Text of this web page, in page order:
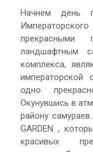
Начнем день
прекрасными
ландшафтным
комплекса,
одно
Окунувшись в
району
GARDEN ,
красивых